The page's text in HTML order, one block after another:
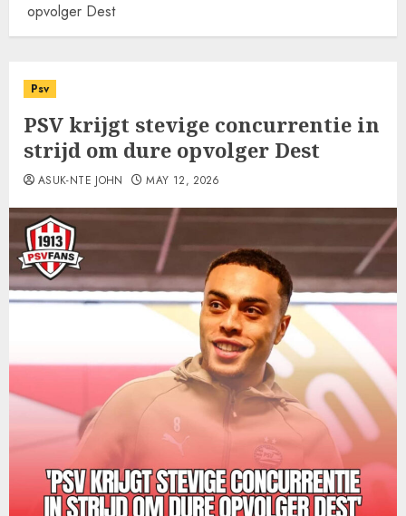
opvolger Dest
Psv
PSV krijgt stevige concurrentie in
strijd om dure opvolger Dest
ASUK-NTE JOHN MAY 12, 2026